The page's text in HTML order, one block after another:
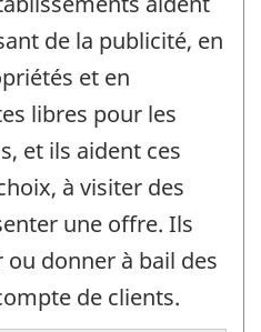
de la publicité, en
et en
libres pour les
et ils aident ces
à visiter des
une offre. Ils
donner à bail des
de clients.